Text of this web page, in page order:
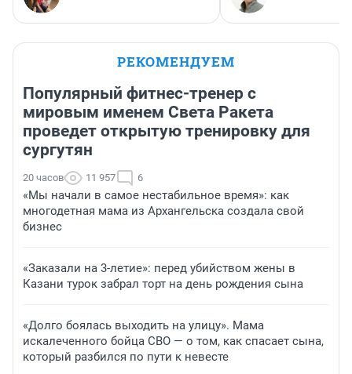
РЕКОМЕНДУЕМ
Популярный фитнес-тренер с
мировым именем Света Ракета
проведет открытую тренировку для
сургутян
20 часов 11 957 6
«Мы начали в самое нестабильное время»: как
многодетная мама из Архангельска создала свой
бизнес
«Заказали на 3-летие»: перед убийством жены в
Казани турок забрал торт на день рождения сына
«Долго боялась выходить на улицу». Мама
искалеченного бойца СВО — о том, как спасает сына,
который разбился по пути к невесте